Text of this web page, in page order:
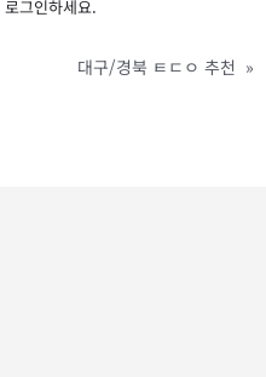
로그인하세요.
대구/경북 ㅌㄷㅇ 추천 »